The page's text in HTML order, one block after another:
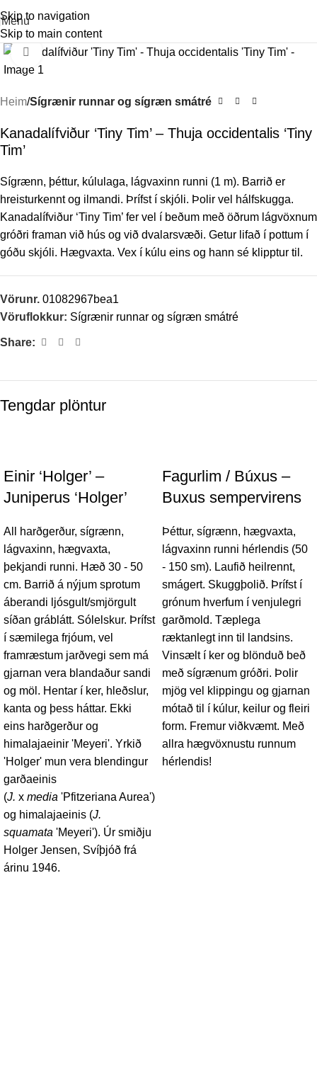
Skip to navigation
Skip to main content
Menu
Stækka mynd
Heim Sígrænir runnar og sígræn smátré
Kanadalífviður ‘Tiny Tim’ – Thuja occidentalis ‘Tiny
Tim’
Sígrænn, þéttur, kúlulaga, lágvaxinn runni (1 m). Barrið er
hreisturkennt og ilmandi. Þrífst í skjóli. Þolir vel hálfskugga.
Kanadalífviður ‘Tiny Tim’ fer vel í beðum með öðrum lágvöxnum
gróðri framan við hús og við dvalarsvæði. Getur lifað í pottum í
góðu skjóli. Hægvaxta. Vex í kúlu eins og hann sé klipptur til.
Vörunr. 01082967bea1
Vöruflokkur: Sígrænir runnar og sígræn smátré
Share:
Tengdar plöntur
Einir ‘Holger’ –
Juniperus ‘Holger’
All harðgerður, sígrænn,
lágvaxinn, hægvaxta,
þekjandi runni. Hæð 30 - 50
cm. Barrið á nýjum sprotum
áberandi ljósgult/smjörgult
síðan gráblátt. Sólelskur. Þrífst
í sæmilega frjóum, vel
framræstum jarðvegi sem má
gjarnan vera blandaður sandi
og möl. Hentar í ker, hleðslur,
kanta og þess háttar. Ekki
eins harðgerður og
himalajaeinir 'Meyeri'. Yrkið
'Holger' mun vera blendingur
garðaeinis
(J. x media 'Pfitzeriana Aurea')
og himalajaeinis (J.
squamata 'Meyeri'). Úr smiðju
Holger Jensen, Svíþjóð frá
árinu 1946.
Fagurlim / Búxus –
Buxus sempervirens
Þéttur, sígrænn, hægvaxta,
lágvaxinn runni hérlendis (50
- 150 sm). Laufið heilrennt,
smágert. Skuggþolið. Þrífst í
grónum hverfum í venjulegri
garðmold. Tæplega
ræktanlegt inn til landsins.
Vinsælt í ker og blönduð beð
með sígrænum gróðri. Þolir
mjög vel klippingu og gjarnan
mótað til í kúlur, keilur og fleiri
form. Fremur viðkvæmt. Með
allra hægvöxnustu runnum
hérlendis!